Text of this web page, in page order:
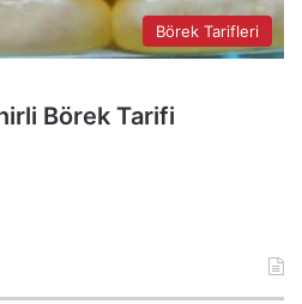
Börek Tarifleri
Börek Tarifi